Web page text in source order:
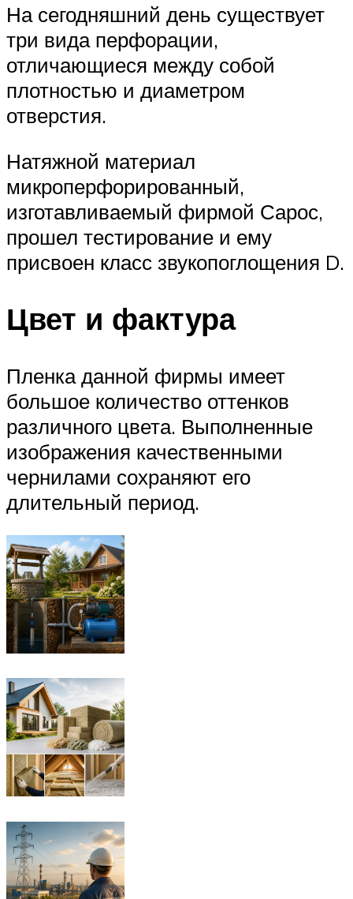
На сегодняшний день существует
три вида перфорации,
отличающиеся между собой
плотностью и диаметром
отверстия.
Натяжной материал
микроперфорированный,
изготавливаемый фирмой Сарос,
прошел тестирование и ему
присвоен класс звукопоглощения D.
Цвет и фактура
Пленка данной фирмы имеет
большое количество оттенков
различного цвета. Выполненные
изображения качественными
чернилами сохраняют его
длительный период.